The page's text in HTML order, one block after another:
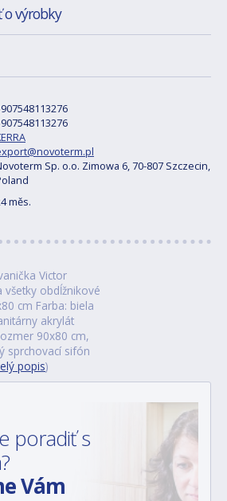
o výrobky
Sp. o.o. Zimowa 6, 70-807 Szczecin,
měs.
Victor
všetky obdĺžnikové
cm Farba: biela
akrylát
90x80 cm,
sprchovací sifón
popis)
poradiť s
Vám